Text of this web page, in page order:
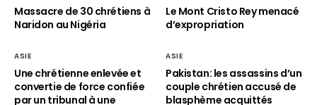
Massacre de 30 chrétiens à
Naridon au Nigéria
Le Mont Cristo Rey menacé
d’expropriation
ASIE
Une chrétienne enlevée et
convertie de force confiée
par un tribunal à une
ASIE
Pakistan: les assassins d’un
couple chrétien accusé de
blasphème acquittés